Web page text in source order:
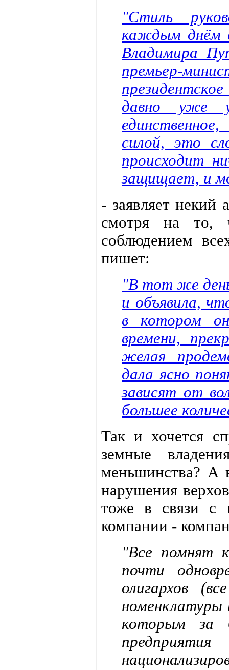
"Стиль
каждым днём
Владимира
премьер-
давно уже
силой, это
происходит
защищает, и
- заявляет некий
смотря на то,
соблюдением
пишет:
"В тот же
и объявила,
в котором
времени,
желая
дала ясно
зависят от
большее
Так и хочется
земные
меньшинства? А
нарушения
тоже в связи с
компании -
"Все помнят
почти
олигархов
номенклатуры
которым за